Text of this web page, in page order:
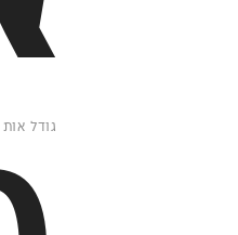
גודל אות 254pt | גובה שורה 188pt | משקל רגיל